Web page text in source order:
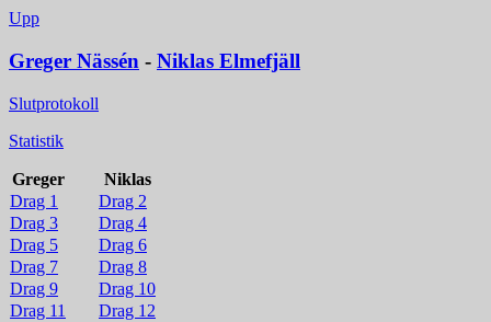
Upp
Greger Nässén - Niklas Elmefjäll
Slutprotokoll
Statistik
Greger
Niklas
Drag 1
Drag 2
Drag 3
Drag 4
Drag 5
Drag 6
Drag 7
Drag 8
Drag 9
Drag 10
Drag 11
Drag 12